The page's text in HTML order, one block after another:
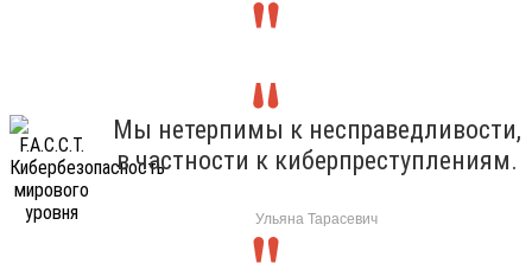
Мы нетерпимы к несправедливости,
в частности к киберпреступлениям.
Ульяна Тарасевич